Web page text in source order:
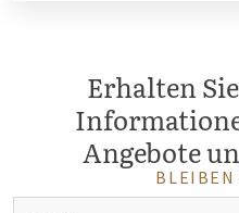
Erhalten
Angebote
BLEIBEN